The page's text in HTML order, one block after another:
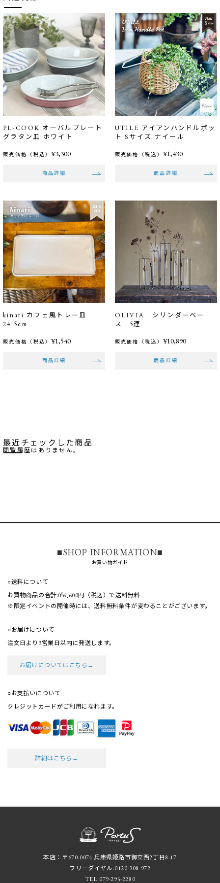
PL-COOK オーバルプレート
グラタン皿 ホワイト
販売価格（税込）¥3,300
商品詳細
UTILE アイアンハンドルポッ
ト Sサイズ ナイール
販売価格（税込） ¥1,430
商品詳細
kinari カフェ風トレー皿
24.5cm
販売価格（税込） ¥1,540
商品詳細
OLIVIA シリンダーベー
ス 5連
販売価格（税込） ¥10,890
商品詳細
最近チェックした商品
閲覧履歴はありません。
■SHOP INFORMATION■
お買い物ガイド
○送料について
お買物商品の合計が6,600円（税込）で送料無料
※限定イベントの開催時には、送料無料条件が変わることがございます。
○お届けについて
注文日より3営業日以内に発送します。
お届けについてはこちら→
○お支払いについて
クレジットカードがご利用になれます。
詳細はこちら→
本店：〒670-0074 兵庫県姫路市御立西2丁目8-17
フリーダイヤル:0120-308-972
TEL:079-295-2280